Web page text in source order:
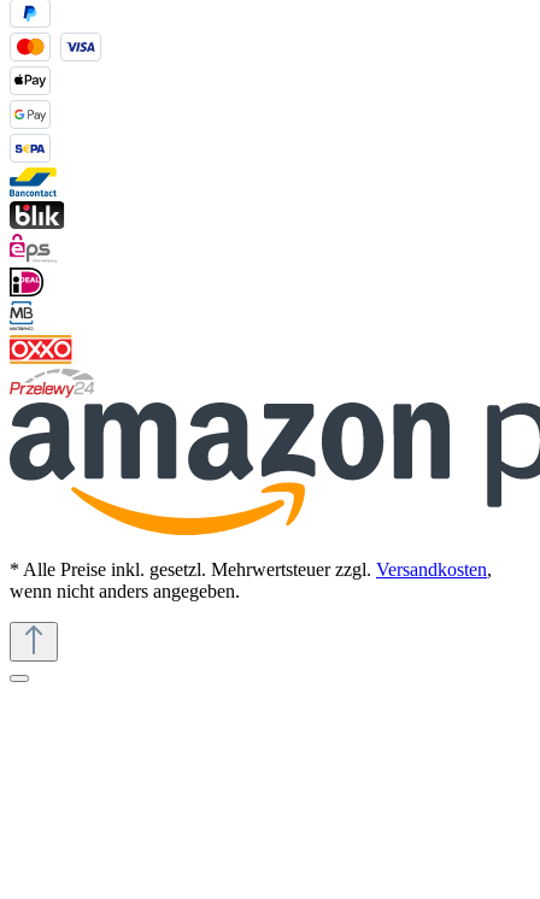
* Alle Preise inkl. gesetzl. Mehrwertsteuer zzgl. Versandkosten,
wenn nicht anders angegeben.